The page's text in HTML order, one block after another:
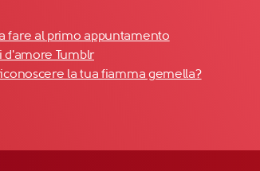
fare al primo appuntamento
d'amore Tumblr
la tua fiamma gemella?